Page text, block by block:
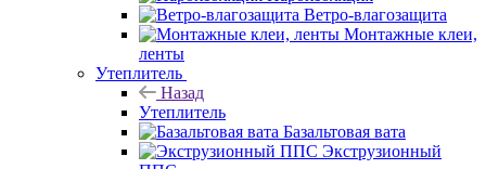
Ветро-влагозащита
Монтажные клеи,
ленты
Утеплитель
Назад
Утеплитель
Базальтовая вата
Экструзионный